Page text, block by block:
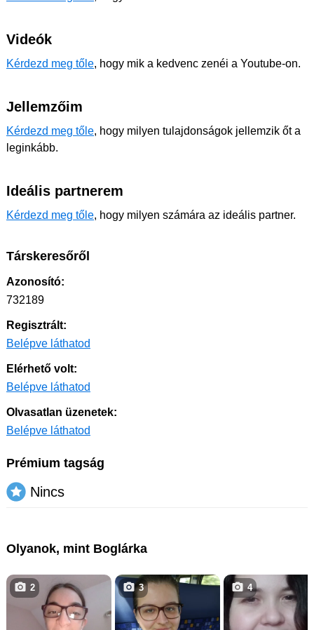
Videók
Kérdezd meg tőle, hogy mik a kedvenc zenéi a Youtube-on.
Jellemzőim
Kérdezd meg tőle, hogy milyen tulajdonságok jellemzik őt a
leginkább.
Ideális partnerem
Kérdezd meg tőle, hogy milyen számára az ideális partner.
Társkeresőről
Azonosító:
732189
Regisztrált:
Belépve láthatod
Elérhető volt:
Belépve láthatod
Olvasatlan üzenetek:
Belépve láthatod
Prémium tagság
Nincs
Olyanok, mint Boglárka
2 3 4